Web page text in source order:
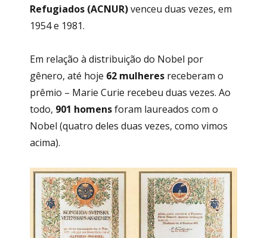
Refugiados (ACNUR)venceu duas vezes, em
1954 e 1981.
Em relação à distribuição do Nobel por
gênero, até hoje 62 mulheres receberam o
prêmio – Marie Curie recebeu duas vezes. Ao
todo, 901 homensforam laureados com o
Nobel (quatro deles duas vezes, como vimos
acima).